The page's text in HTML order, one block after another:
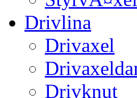
Drivlina
Drivaxel
Drivknut